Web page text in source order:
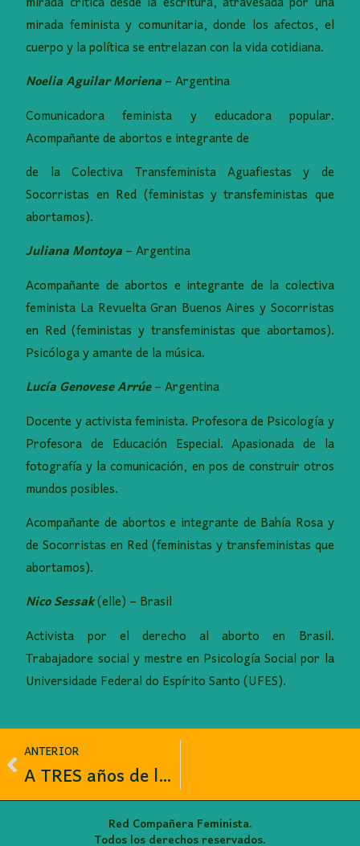
mirada feminista y comunitaria, donde los afectos, el
cuerpo y la política se entrelazan con la vida cotidiana.
Noelia Aguilar Moriena– Argentina
Comunicadora feminista y educadora popular.
Acompañante de abortos e integrante de
de la Colectiva Transfeminista Aguafiestas y de
Socorristas en Red (feministas y transfeministas que
abortamos).
Juliana Montoya– Argentina
Acompañante de abortos e integrante de la colectiva
feminista La Revuelta Gran Buenos Aires y Socorristas
en Red (feministas y transfeministas que abortamos).
Psicóloga y amante de la música.
Lucía Genovese Arrúe– Argentina
Docente y activista feminista. Profesora de Psicología y
Profesora de Educación Especial. Apasionada de la
fotografía y la comunicación, en pos de construir otros
mundos posibles.
Acompañante de abortos e integrante de Bahía Rosa y
de Socorristas en Red (feministas y transfeministas que
abortamos).
Nico Sessak(elle) – Brasil
Activista por el derecho al aborto en Brasil.
Trabajadore social y mestre en Psicología Social por la
Universidade Federal do Espírito Santo (UFES).
ANTERIOR
A TRES años de la Sentencia C055
Red Compañera Feminista.
Todos los derechos reservados.